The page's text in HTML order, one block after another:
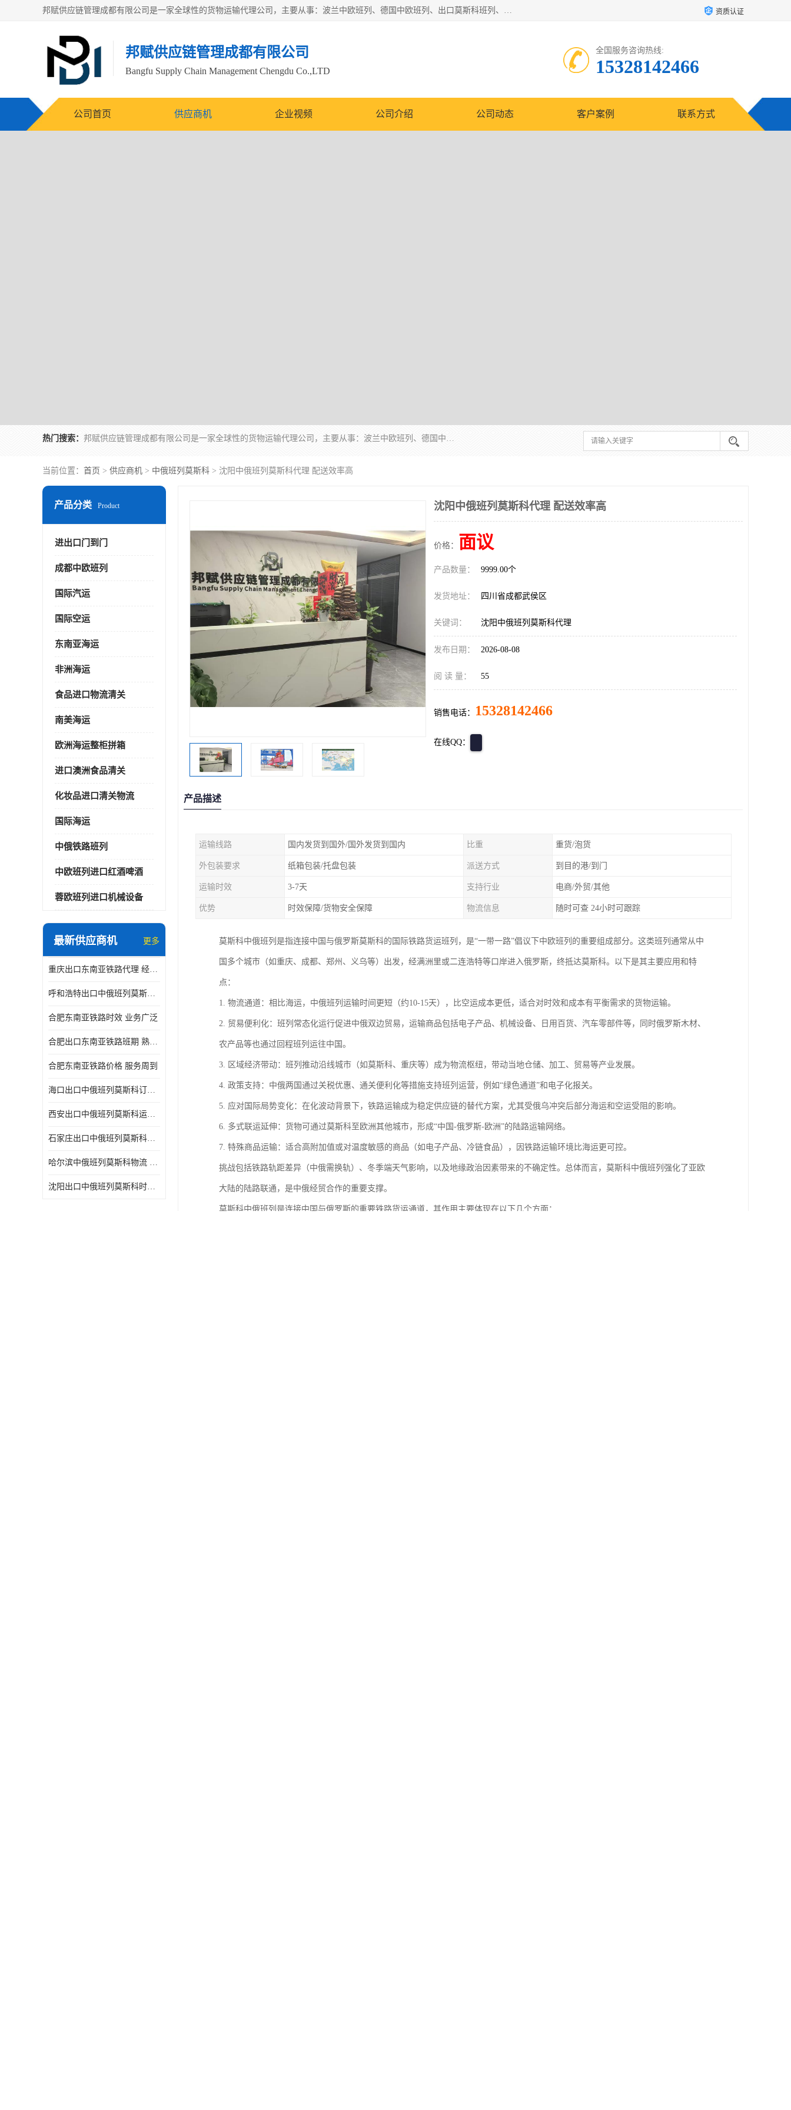
邦赋供应链管理成都有限公司是一家全球性的货物运输代理公司，主要从事：波兰中欧班列、德国中欧班列、出口莫斯科班列、中欧班列进口、蓉欧铁路、成都出口空运等业务，同时亦提供报关、报检、仓储、码头操作等服务。 资质认证
邦赋供应链管理成都有限公司
Bangfu Supply Chain Management Chengdu Co.,LTD
全国服务咨询热线:
15328142466
公司首页 供应商机 企业视频 公司介绍 公司动态 客户案例 联系方式
热门搜索： 邦赋供应链管理成都有限公司是一家全球性的货物运输代理公司，主要从事：波兰中欧班列、德国中欧班列、出口莫斯科班列、中欧班列进口、蓉欧铁路、成都出口空运等业务，同时亦提供报关、报检、仓储、码头操作等服务。
当前位置： 首页 > 供应商机 > 中俄班列莫斯科 > 沈阳中俄班列莫斯科代理 配送效率高
产品分类 Product
进出口门到门
成都中欧班列
国际汽运
国际空运
东南亚海运
非洲海运
食品进口物流清关
南美海运
欧洲海运整柜拼箱
进口澳洲食品清关
化妆品进口清关物流
国际海运
中俄铁路班列
中欧班列进口红酒啤酒
蓉欧班列进口机械设备
最新供应商机 更多
重庆出口东南亚铁路代理 经验丰富
呼和浩特出口中俄班列莫斯科物流 安全省心
合肥东南亚铁路时效 业务广泛
合肥出口东南亚铁路班期 熟悉条款
合肥东南亚铁路价格 服务周到
海口出口中俄班列莫斯科订舱 可选择面广
西安出口中俄班列莫斯科运输 专线往返
石家庄出口中俄班列莫斯科班列 一站式服务
哈尔滨中俄班列莫斯科物流 快速到达
沈阳出口中俄班列莫斯科时间 方便快捷可靠性好
沈阳中俄班列莫斯科代理 配送效率高
价格： 面议
产品数量： 9999.00个
发货地址： 四川省成都武侯区
关键词： 沈阳中俄班列莫斯科代理
发布日期： 2026-08-08
阅 读 量： 55
销售电话： 15328142466
在线QQ：
产品描述
运输线路 国内发货到国外/国外发货到国内 比重 重货/泡货
外包装要求 纸箱包装/托盘包装 派送方式 到目的港/到门
运输时效 3-7天 支持行业 电商/外贸/其他
优势 时效保障/货物安全保障 物流信息 随时可查 24小时可跟踪
莫斯科中俄班列是指连接中国与俄罗斯莫斯科的国际铁路货运班列，是“一带一路”倡议下中欧班列的重要组成部分。这类班列通常从中
国多个城市（如重庆、成都、郑州、义乌等）出发，经满洲里或二连浩特等口岸进入俄罗斯，终抵达莫斯科。以下是其主要应用和特
点：
1. 物流通道：相比海运，中俄班列运输时间更短（约10-15天），比空运成本更低，适合对时效和成本有平衡需求的货物运输。
2. 贸易便利化：班列常态化运行促进中俄双边贸易，运输商品包括电子产品、机械设备、日用百货、汽车零部件等，同时俄罗斯木材、
农产品等也通过回程班列运往中国。
3. 区域经济带动：班列推动沿线城市（如莫斯科、重庆等）成为物流枢纽，带动当地仓储、加工、贸易等产业发展。
4. 政策支持：中俄两国通过关税优惠、通关便利化等措施支持班列运营，例如“绿色通道”和电子化报关。
5. 应对国际局势变化：在化波动背景下，铁路运输成为稳定供应链的替代方案，尤其受俄乌冲突后部分海运和空运受阻的影响。
6. 多式联运延伸：货物可通过莫斯科至欧洲其他城市，形成“中国-俄罗斯-欧洲”的陆路运输网络。
7. 特殊商品运输：适合高附加值或对温度敏感的商品（如电子产品、冷链食品），因铁路运输环境比海运更可控。
挑战包括铁路轨距差异（中俄需换轨）、冬季端天气影响，以及地缘政治因素带来的不确定性。总体而言，莫斯科中俄班列强化了亚欧
大陆的陆路联通，是中俄经贸合作的重要支撑。
莫斯科中俄班列是连接中国与俄罗斯的重要铁路货运通道，其作用主要体现在以下几个方面：